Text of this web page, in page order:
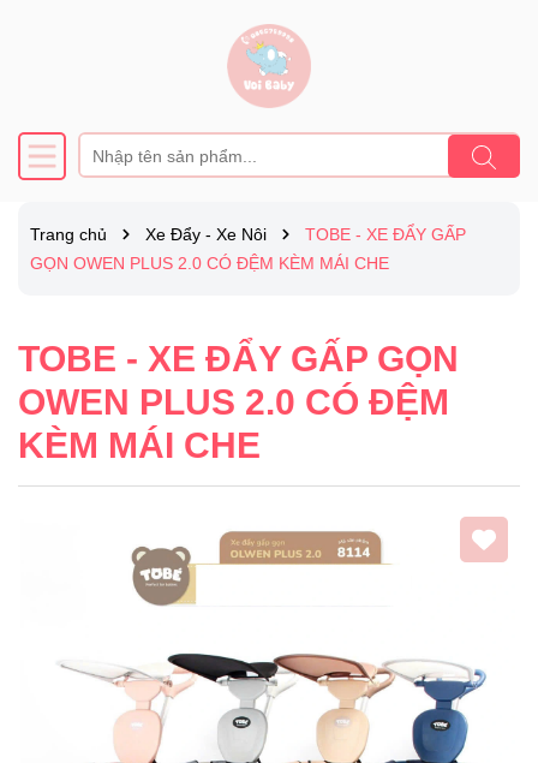
Trang chủ Xe Đẩy - Xe Nôi
TOBE - XE ĐẨY GẤP
GỌN OWEN PLUS 2.0 CÓ ĐỆM KÈM MÁI CHE
TOBE - XE ĐẨY GẤP GỌN
OWEN PLUS 2.0 CÓ ĐỆM
KÈM MÁI CHE